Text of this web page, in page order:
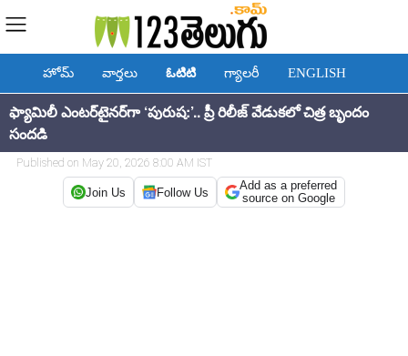
హోమ్ వార్తలు ఓటిటి గ్యాలరీ ENGLISH
ఫ్యామిలీ ఎంటర్‌టైనర్‌గా ‘పురుష:’.. ప్రీ రిలీజ్ వేడుకలో చిత్ర బృందం
సందడి
Published on May 20, 2026 8:00 AM IST
Join Us Follow Us
Add as a preferred
source on Google